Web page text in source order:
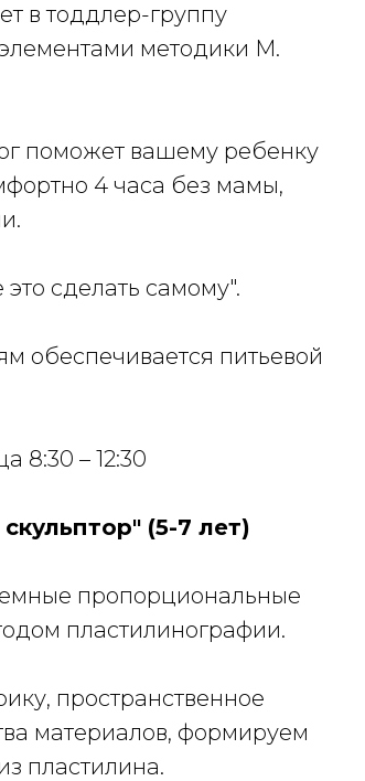
в тоддлер-группу
методики М.
поможет вашему ребенку
4 часа без мамы,
сделать самому".
обеспечивается питьевой
8:30 – 12:30
(5-7 лет)
пропорциональные
пластилинографии.
пространственное
материалов, формируем
пластилина.